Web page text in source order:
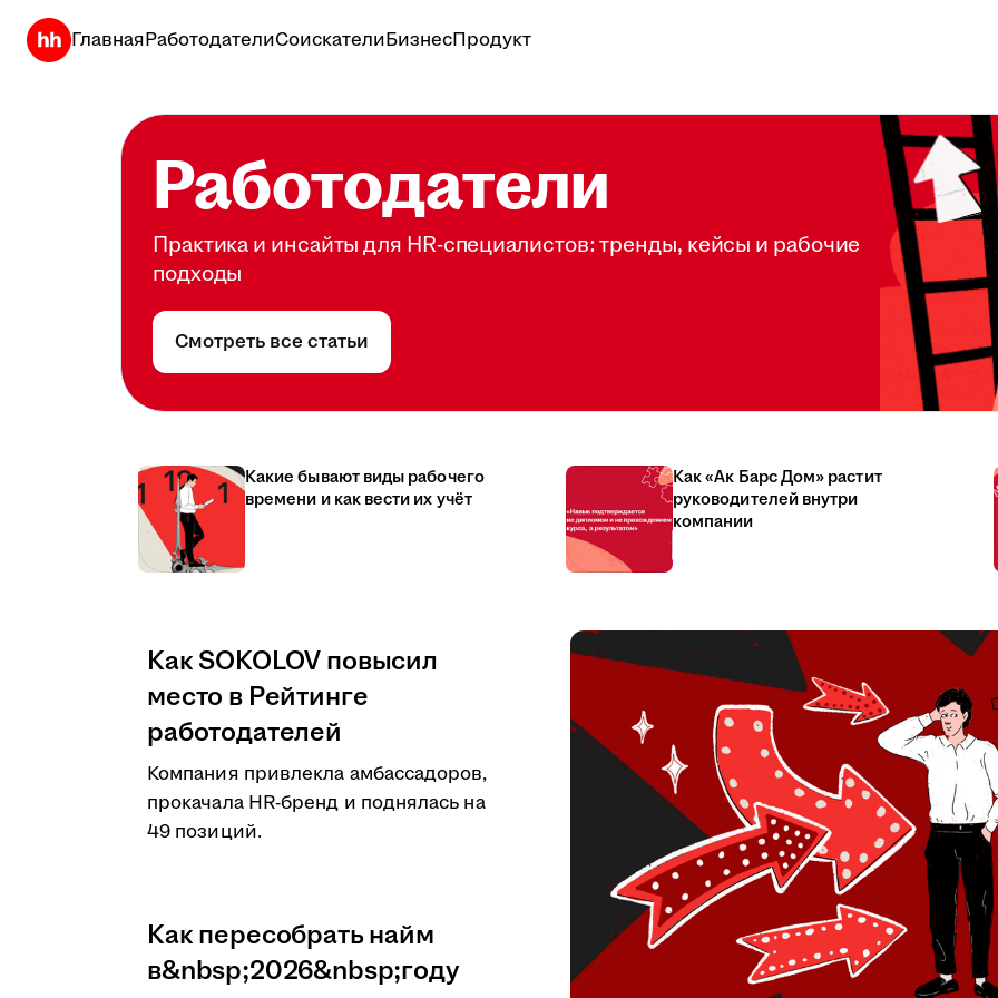
ГлавнаяРаботодателиСоискателиБизнесПродукт
Работодатели
Практика и инсайты для HR-специалистов: тренды, кейсы и рабочие
подходы
Смотреть все статьи
Какие бывают виды рабочего
времени и как вести их учёт
Как «Ак Барс Дом» растит
руководителей внутри
компании
Как SOKOLOV повысил
место в Рейтинге
работодателей
Компания привлекла амбассадоров,
прокачала HR-бренд и поднялась на
49 позиций.
Как пересобрать найм
в&nbsp;2026&nbsp;году